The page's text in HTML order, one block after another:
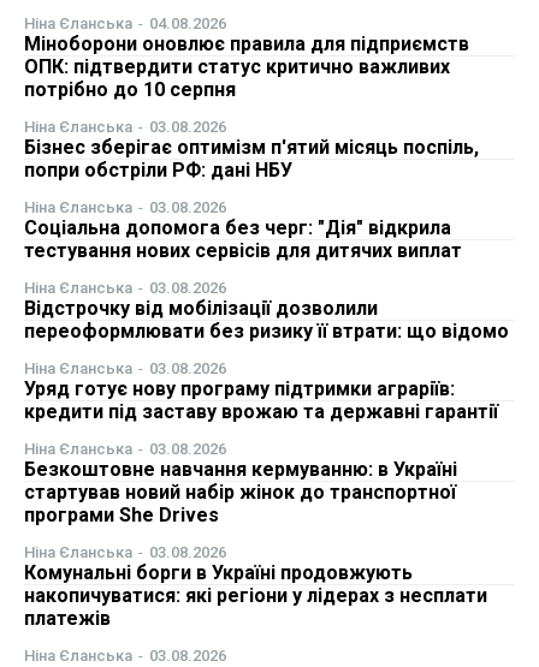
Ми в соц. мережах
Ніна Єланська - 04.08.2026
Міноборони оновлює правила для підприємств
ОПК: підтвердити статус критично важливих
потрібно до 10 серпня
Ніна Єланська - 03.08.2026
Бізнес зберігає оптимізм п'ятий місяць поспіль,
попри обстріли РФ: дані НБУ
Ніна Єланська - 03.08.2026
Соціальна допомога без черг: "Дія" відкрила
тестування нових сервісів для дитячих виплат
Ніна Єланська - 03.08.2026
Відстрочку від мобілізації дозволили
переоформлювати без ризику її втрати: що відомо
Ніна Єланська - 03.08.2026
Уряд готує нову програму підтримки аграріїв:
кредити під заставу врожаю та державні гарантії
Ніна Єланська - 03.08.2026
Безкоштовне навчання кермуванню: в Україні
стартував новий набір жінок до транспортної
програми She Drives
Ніна Єланська - 03.08.2026
Комунальні борги в Україні продовжують
накопичуватися: які регіони у лідерах з несплати
платежів
Ніна Єланська - 03.08.2026